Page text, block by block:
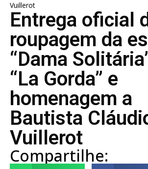
Vuillerot
Entrega oficial
roupagem da
“Dama
“La Gorda” e
homenagem a
Bautista
Vuillerot
Compartilhe: